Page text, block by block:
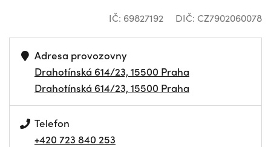
IČ: 69827192 DIČ: CZ7902060078
Adresa provozovny
Drahotínská 614/23, 15500 Praha
Drahotínská 614/23, 15500 Praha
Telefon
+420 723 840 253